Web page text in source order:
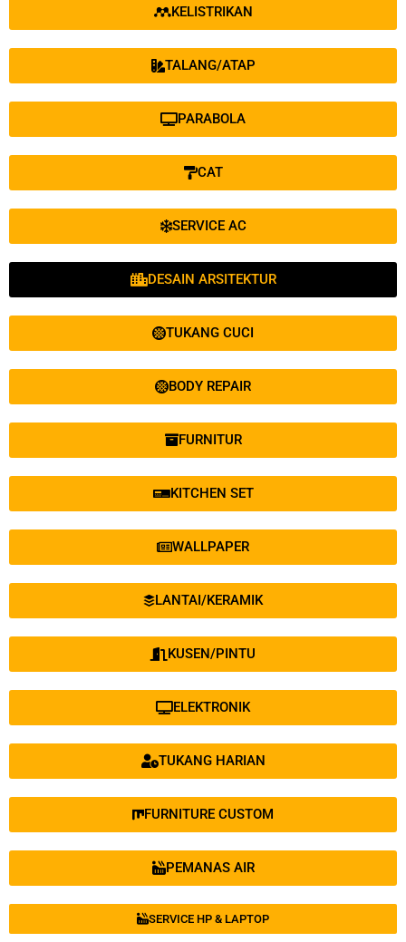
KELISTRIKAN
TALANG/ATAP
PARABOLA
CAT
SERVICE AC
DESAIN ARSITEKTUR
TUKANG CUCI
BODY REPAIR
FURNITUR
KITCHEN SET
WALLPAPER
LANTAI/KERAMIK
KUSEN/PINTU
ELEKTRONIK
TUKANG HARIAN
FURNITURE CUSTOM
PEMANAS AIR
SERVICE HP & LAPTOP